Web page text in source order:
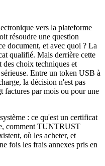
vers la plateforme
résoudre une question
document, et avec quoi ? La
qualifié. Mais derrière cette
choix techniques et
Entre un token USB à
la décision n'est pas
factures par mois ou pour une
: ce qu'est un certificat
comment TUNTRUST
où les acheter, et
fois les frais annexes pris en